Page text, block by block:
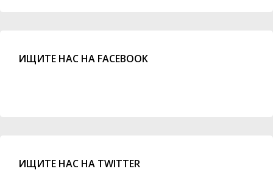
ИЩИТЕ НАС НА FACEBOOK
ИЩИТЕ НАС НА TWITTER